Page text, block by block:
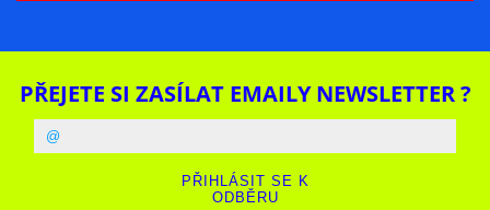
PŘEJETE SI ZASÍLAT EMAILY NEWSLETTER ?